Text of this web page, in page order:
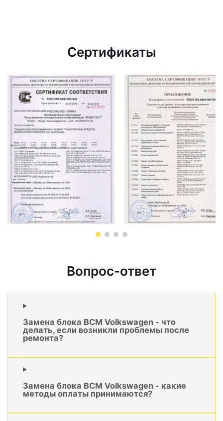
Сертификаты
Вопрос-ответ
Замена блока BCM Volkswagen - что
делать, если возникли проблемы после
ремонта?
Замена блока BCM Volkswagen - какие
методы оплаты принимаются?